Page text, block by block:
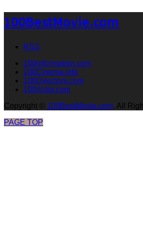
100BestMovie.com
RSS
100information.com
100Cinema.info
100Directors.com
100Actor.com
Copyright © 100BestMovie.com. All
PAGE TOP